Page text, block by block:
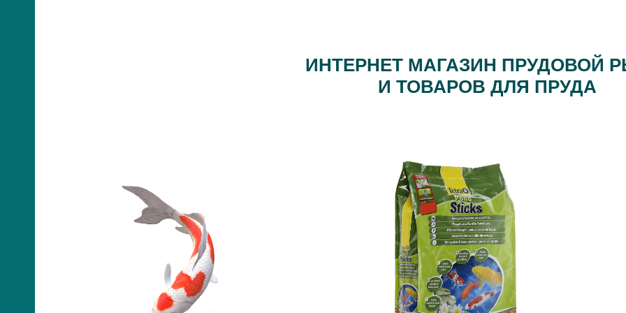
ИНТЕРНЕТ МАГАЗИН ПРУДОВОЙ
И ТОВАРОВ ДЛЯ ПРУДА